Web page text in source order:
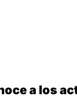
a los